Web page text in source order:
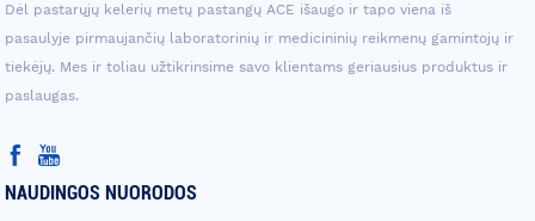
Dėl pastarųjų kelerių metų pastangų ACE išaugo ir tapo viena iš
pasaulyje pirmaujančių laboratorinių ir medicininių reikmenų gamintojų ir
tiekėjų. Mes ir toliau užtikrinsime savo klientams geriausius produktus ir
paslaugas.
NAUDINGOS NUORODOS